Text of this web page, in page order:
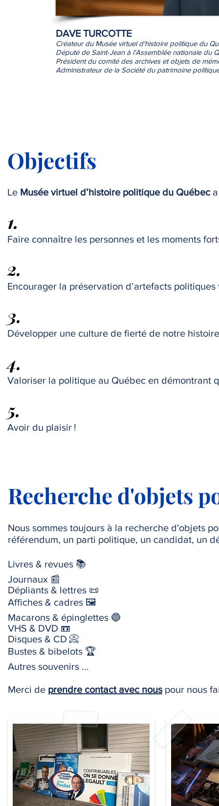
DAVE TURCOTTE
Créateur du Musée virtuel d'histoire politique du
Député de Saint-Jean à l'Assemblée nationale du
Président du comité des archives et objets de
Administrateur de la Société du patrimoine
Objectifs
Le Musée virtuel d’histoire politique du Québec
1.
Faire connaître les personnes et les moments
2.
Encourager la préservation d’artefacts
3.
Développer une culture de fierté de notre
4.
Valoriser la politique au Québec en démontrant
5.
Avoir du plaisir !
Recherche d'objets
Nous sommes toujours à la recherche d'objets
référendum, un parti politique, un candidat, un
Livres & revues 📚
Journaux 📰
Dépliants & lettres 📜
Affiches & cadres 🖼
Macarons & épinglettes 🔵
VHS & DVD 📼
Disques & CD 📀
Bustes & bibelots 🏆
Autres souvenirs ...
Merci de prendre contact avec nouspour nous